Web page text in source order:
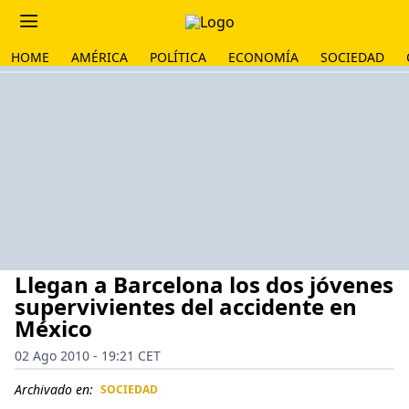
HOME AMÉRICA POLÍTICA ECONOMÍA SOCIEDAD
Llegan a Barcelona los dos jóvenes
supervivientes del accidente en
México
02 Ago 2010 - 19:21 CET
Archivado en: SOCIEDAD